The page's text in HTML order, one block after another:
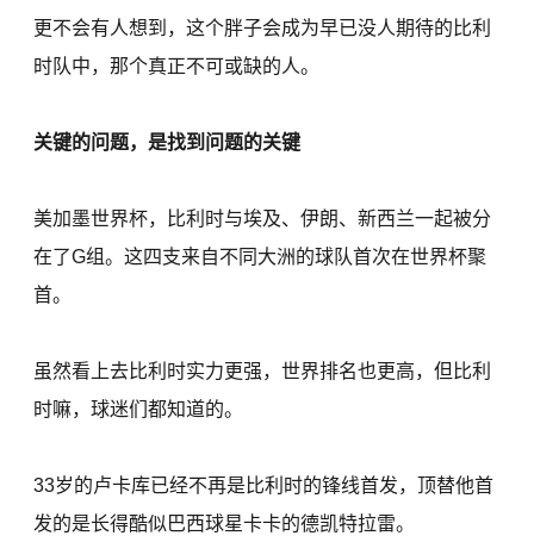
更不会有人想到，这个胖子会成为早已没人期待的比利
时队中，那个真正不可或缺的人。
关键的问题，是找到问题的关键
美加墨世界杯，比利时与埃及、伊朗、新西兰一起被分
在了G组。这四支来自不同大洲的球队首次在世界杯聚
首。
虽然看上去比利时实力更强，世界排名也更高，但比利
时嘛，球迷们都知道的。
33岁的卢卡库已经不再是比利时的锋线首发，顶替他首
发的是长得酷似巴西球星卡卡的德凯特拉雷。